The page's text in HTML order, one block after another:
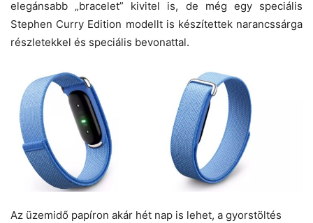
elegánsabb „bracelet” kivitel is, de még egy speciális
Stephen Curry Edition modellt is készítettek narancssárga
részletekkel és speciális bevonattal.
Az üzemidő papíron akár hét nap is lehet, a gyorstöltés